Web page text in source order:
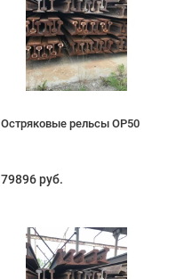
Остряковые рельсы ОР50
79896 руб.